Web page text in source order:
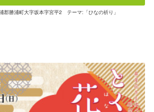
勝浦町大字坂本字宮平2 テーマ:「ひなの祈り」